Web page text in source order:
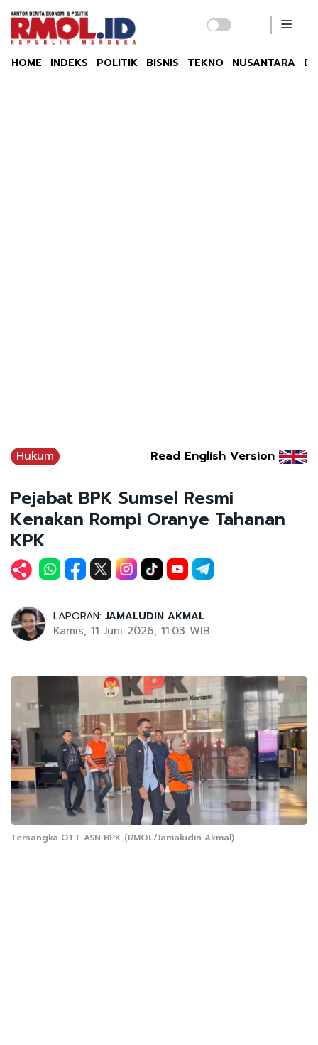
HOME INDEKS POLITIK BISNIS TEKNO NUSANTARA
Hukum Read English Version
Pejabat BPK Sumsel Resmi
Kenakan Rompi Oranye Tahanan
KPK
LAPORAN: JAMALUDIN AKMAL
Kamis, 11 Juni 2026, 11:03 WIB
Tersangka OTT ASN BPK (RMOL/Jamaludin Akmal)